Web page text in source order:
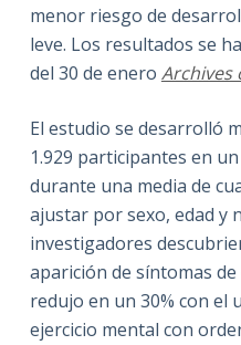
menor riesgo de
leve. Los resultados se
del 30 de enero Archives
El estudio se desarrolló
1.929 participantes en
durante una media de
ajustar por sexo, edad y
investigadores
aparición de síntomas
redujo en un 30% con el
ejercicio mental con